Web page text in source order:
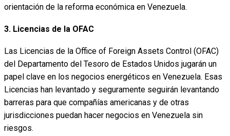
orientación de la reforma económica en Venezuela.
3. Licencias de la OFAC
Las Licencias de la Office of Foreign Assets Control (OFAC)
del Departamento del Tesoro de Estados Unidos jugarán un
papel clave en los negocios energéticos en Venezuela. Esas
Licencias han levantado y seguramente seguirán levantando
barreras para que compañías americanas y de otras
jurisdicciones puedan hacer negocios en Venezuela sin
riesgos.